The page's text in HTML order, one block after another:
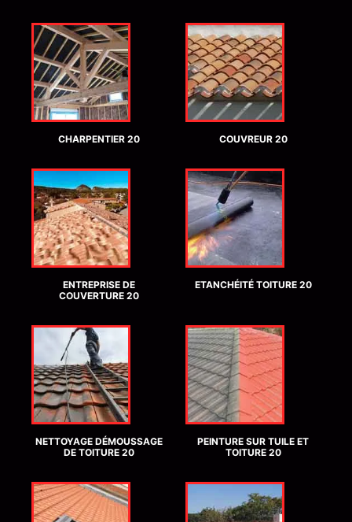
CHARPENTIER 20 COUVREUR 20
ENTREPRISE DE
COUVERTURE 20
ETANCHÉITÉ TOITURE 20
NETTOYAGE DÉMOUSSAGE
DE TOITURE 20
PEINTURE SUR TUILE ET
TOITURE 20